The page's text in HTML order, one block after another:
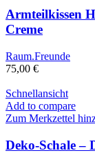
Armteilkissen
Creme
Raum.Freunde
75,00 €
Schnellansicht
Add to compare
Zum Merkzettel
Deko-Schale –